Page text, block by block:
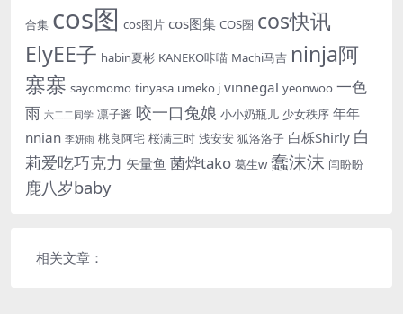
合集 cos图 cos图片 cos图集 COS圈 cos快讯
ElyEE子 habin夏彬 KANEKO咔喵 Machi马吉 ninja阿
寨寨 sayomomo tinyasa umeko j vinnegal yeonwoo 一色
雨 六二二同学 凛子酱 咬一口兔娘 小小奶瓶儿 少女秩序 年年
nnian 李妍雨 桃良阿宅 桜满三时 浅安安 狐洛洛子 白栎Shirly 白
莉爱吃巧克力 矢量鱼 菌烨tako 葛生w 蠢沫沫 闫盼盼
鹿八岁baby
相关文章：